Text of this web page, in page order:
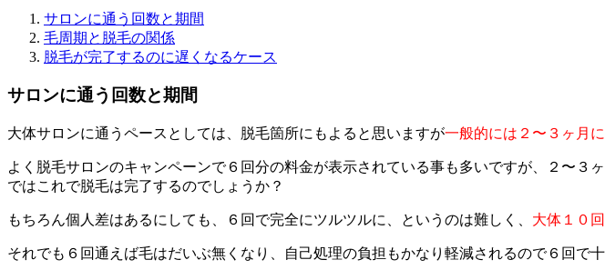
サロンに通う回数と期間
毛周期と脱毛の関係
脱毛が完了するのに遅くなるケース
サロンに通う回数と期間
大体サロンに通うペースとしては、脱毛箇所にもよると思いますが一般的には２〜３ヶ月
よく脱毛サロンのキャンペーンで６回分の料金が表示されている事も多いですが、２〜３
ではこれで脱毛は完了するのでしょうか？
もちろん個人差はあるにしても、６回で完全にツルツルに、というのは難しく、 大体１０
それでも６回通えば毛はだいぶ無くなり、自己処理の負担もかなり軽減されるので６回で十